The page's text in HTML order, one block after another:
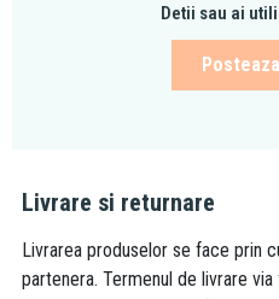
Detii sau ai
Livrare si returnare
Livrarea produselor se face prin
partenera. Termenul de livrare